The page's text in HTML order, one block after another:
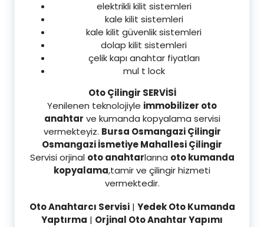
elektrikli kilit sistemleri
kale kilit sistemleri
kale kilit güvenlik sistemleri
dolap kilit sistemleri
çelik kapı anahtar fiyatları
mul t lock
Oto Çilingir SERVİSİ
Yenilenen teknolojiyle immobilizer oto
anahtar ve kumanda kopyalama servisi
vermekteyiz. Bursa Osmangazi Çilingir
Osmangazi İsmetiye Mahallesi Çilingir
Servisi orjinal oto anahtarlarına oto kumanda
kopyalama,tamir ve çilingir hizmeti
vermektedir.
Oto Anahtarcı Servisi| Yedek Oto Kumanda
Yaptırma | Orjinal Oto Anahtar Yapımı